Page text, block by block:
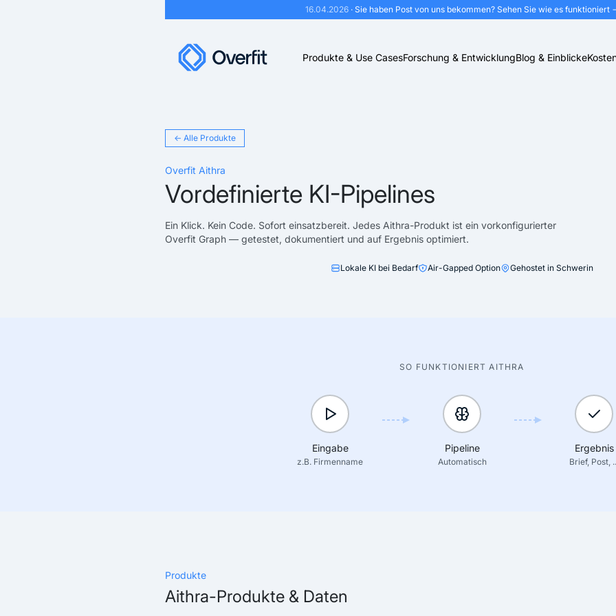
16.04.2026· Sie haben Post von uns bekommen? Sehen Sie wie es funktioniert
Produkte & Use CasesForschung & EntwicklungBlog & Einblicke
← Alle Produkte
Overfit Aithra
Vordefinierte KI-Pipelines
Ein Klick. Kein Code. Sofort einsatzbereit. Jedes Aithra-Produkt ist ein vorkonfigurierter
Overfit Graph — getestet, dokumentiert und auf Ergebnis optimiert.
Lokale KI bei Bedarf Air-Gapped Option Gehostet in Schwerin
SO FUNKTIONIERT AITHRA
Eingabe
z.B. Firmenname
Pipeline
Automatisch
Ergebnis
Brief, Post,
Produkte
Aithra-Produkte & Daten